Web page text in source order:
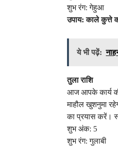
शुभ रंग: गेहुआ
उपाय: काले कुत्ते
ये भी पढ़ें:
तुला राशि
आज आपके कार्य की
माहौल खुशनुमा
का प्रयास करें।
शुभ अंक: 5
शुभ रंग: गुलाबी